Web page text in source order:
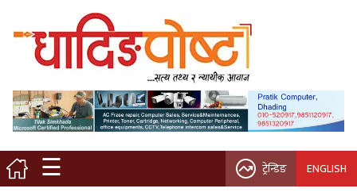
☰
मुख्य पृष्ठ
स्थानीय समाचार
विचार / ब्लग
नगर/गाउँ पालिका
ट्रेन्डिङ ENGLISH